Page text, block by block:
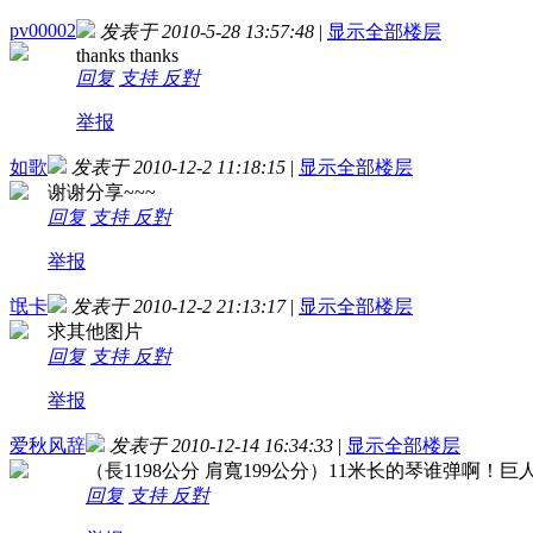
pv00002 发表于 2010-5-28 13:57:48 | 显示全部楼层
thanks thanks
回复 支持 反對
举报
如歌 发表于 2010-12-2 11:18:15 | 显示全部楼层
谢谢分享~~~
回复 支持 反對
举报
氓卡 发表于 2010-12-2 21:13:17 | 显示全部楼层
求其他图片
回复 支持 反對
举报
爱秋风辞 发表于 2010-12-14 16:34:33 | 显示全部楼层
（長1198公分 肩寬199公分）11米长的琴谁弹啊！巨
回复 支持 反對